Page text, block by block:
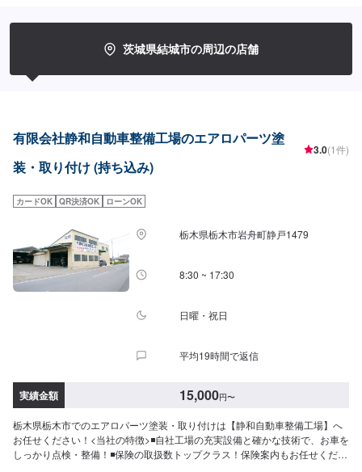
だければ作業開始【4】仕上がり次第納車-----納期について-----納期は通常5日
～6日程度で納車となります。(要相談)納期は前後する場合がございます。予
業中は代車をご利用ください。※代車の燃料代はお客様にご負担いただいてお
い。受付はスタッフへ「メンテモで予約しました」とお伝えください。ご案
内いたします。【定休日・営業時間】定休日：日曜、祝日営業時間：
8:00~18:00
茨城県結城市の周辺の店舗
有限会社静和自動車整備工場のエアロパーツ塗
装・取り付け (持ち込み)
3.0(1件)
カードOK QR決済OK ローンOK
栃木県栃木市岩舟町静戸1479
8:30 ~ 17:30
日曜・祝日
平均19時間で返信
実績金額 15,000円〜
栃木県栃木市でのエアロパーツ塗装・取り付けは【静和自動車整備工場】へ
お任せください！<当社の特徴>◾自社工場の充実設備と確かな技術で、お車を
しっかり点検・整備！◾保険の取扱数トップクラス！保険案内もお任せくださ